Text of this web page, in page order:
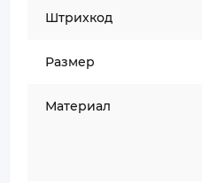
Штрихкод
Размер
Материал